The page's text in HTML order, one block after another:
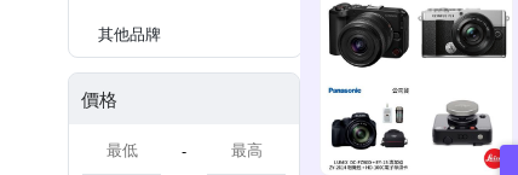
其他品牌
價格
-